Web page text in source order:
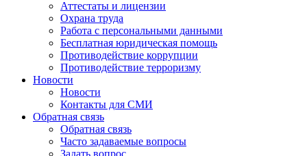
Аттестаты и лицензии
Охрана труда
Работа с персональными данными
Бесплатная юридическая помощь
Противодействие коррупции
Противодействие терроризму
Новости
Новости
Контакты для СМИ
Обратная связь
Обратная связь
Часто задаваемые вопросы
Задать вопрос